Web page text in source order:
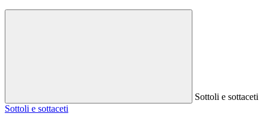
Sottoli e sottaceti
Sottoli e sottaceti